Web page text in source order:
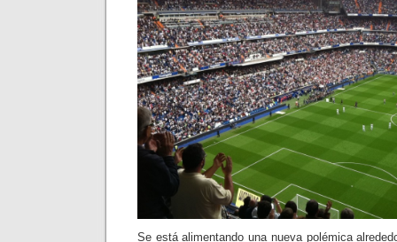
Se está alimentando una nueva polémica